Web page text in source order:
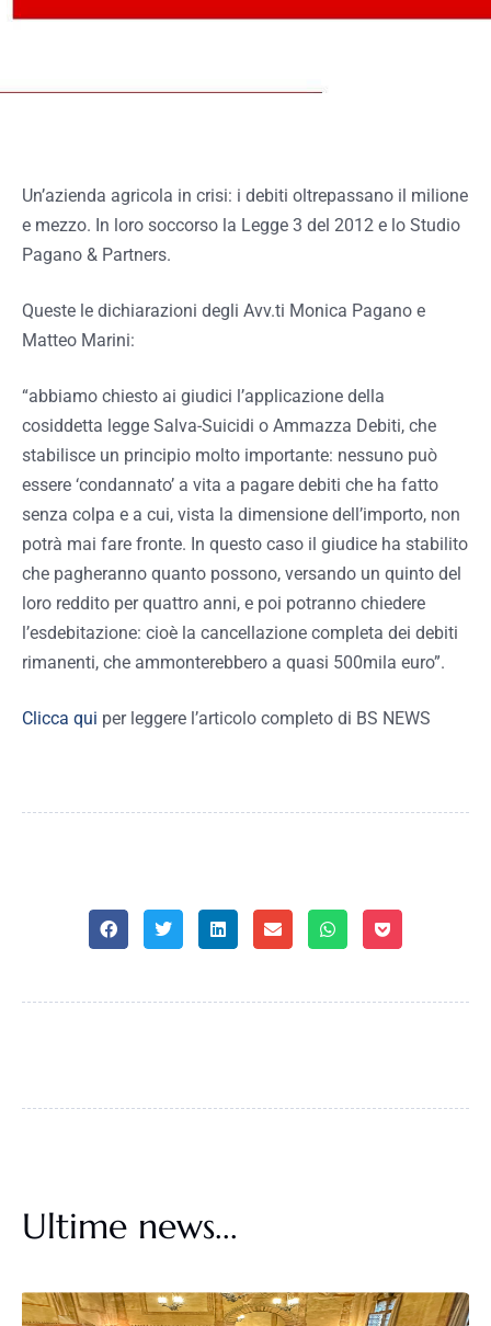
Un’azienda agricola in crisi: i debiti oltrepassano il milione
e mezzo. In loro soccorso la Legge 3 del 2012 e lo Studio
Pagano & Partners.
Queste le dichiarazioni degli Avv.ti Monica Pagano e
Matteo Marini:
“abbiamo chiesto ai giudici l’applicazione della
cosiddetta legge Salva-Suicidi o Ammazza Debiti, che
stabilisce un principio molto importante: nessuno può
essere ‘condannato’ a vita a pagare debiti che ha fatto
senza colpa e a cui, vista la dimensione dell’importo, non
potrà mai fare fronte. In questo caso il giudice ha stabilito
che pagheranno quanto possono, versando un quinto del
loro reddito per quattro anni, e poi potranno chiedere
l’esdebitazione: cioè la cancellazione completa dei debiti
rimanenti, che ammonterebbero a quasi 500mila euro”.
Clicca qui per leggere l’articolo completo di BS NEWS
Ultime news...